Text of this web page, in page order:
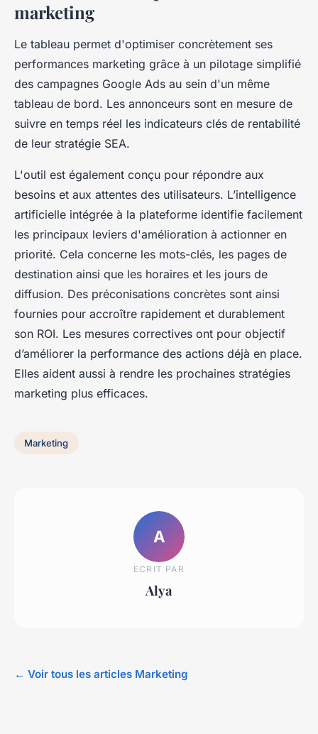
marketing
Le tableau permet d'optimiser concrètement ses
performances marketing grâce à un pilotage simplifié
des campagnes Google Ads au sein d'un même
tableau de bord. Les annonceurs sont en mesure de
suivre en temps réel les indicateurs clés de rentabilité
de leur stratégie SEA.
L'outil est également conçu pour répondre aux
besoins et aux attentes des utilisateurs. L’intelligence
artificielle intégrée à la plateforme identifie facilement
les principaux leviers d'amélioration à actionner en
priorité. Cela concerne les mots-clés, les pages de
destination ainsi que les horaires et les jours de
diffusion. Des préconisations concrètes sont ainsi
fournies pour accroître rapidement et durablement
son ROI. Les mesures correctives ont pour objectif
d’améliorer la performance des actions déjà en place.
Elles aident aussi à rendre les prochaines stratégies
marketing plus efficaces.
Marketing
A
ECRIT PAR
Alya
← Voir tous les articles Marketing